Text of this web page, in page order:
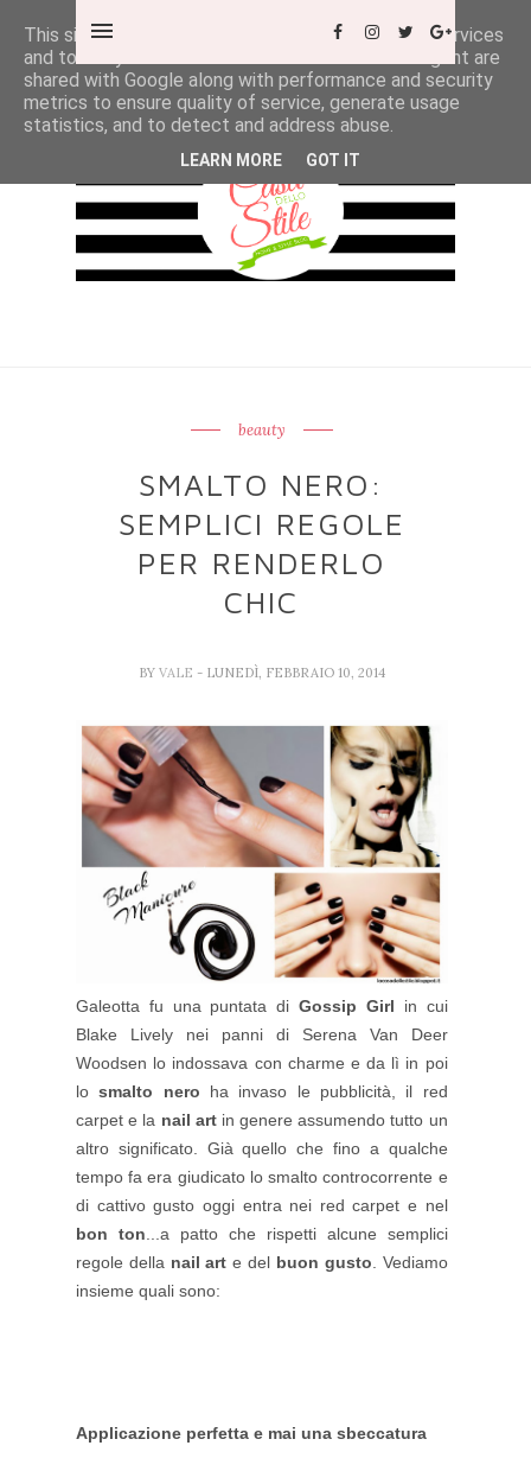
beauty
SMALTO NERO:
SEMPLICI REGOLE
PER RENDERLO
CHIC
BY VALE - LUNEDÌ, FEBBRAIO 10, 2014
Galeotta fu una puntata diGossip Girl in cui
Blake Lively nei panni di Serena Van Deer
Woodsen lo indossava con charme e da lì in poi
losmalto nero ha invaso le pubblicità, il red
carpet e la nail artin genere assumendo tutto un
altro significato. Già quello che fino a qualche
tempo fa era giudicato lo smalto controcorrente e
di cattivo gusto oggi entra nei red carpet e nel
bon ton ...a patto che rispetti alcune semplici
regole della nail arte del buon gusto . Vediamo
insieme quali sono:
Applicazione perfetta e mai una sbeccatura
This site uses cookies from Google to deliver its services
and to analyze traffic. Your IP address and user-agent are
shared with Google along with performance and security
metrics to ensure quality of service, generate usage
statistics, and to detect and address abuse.
LEARN MORE GOT IT